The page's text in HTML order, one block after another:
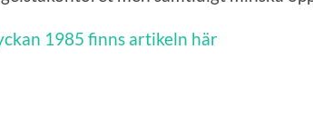
1985 finns artikeln här